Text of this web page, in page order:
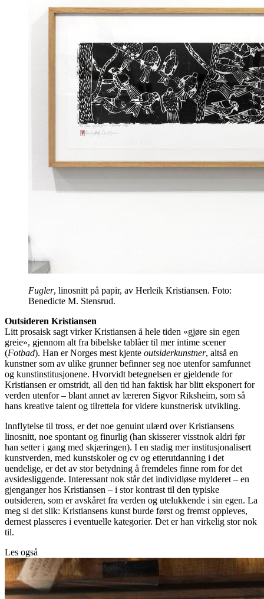
Fugler, linosnitt på papir, av Herleik Kristiansen. Foto:
Benedicte M. Stensrud.
Outsideren Kristiansen
Litt prosaisk sagt virker Kristiansen å hele tiden «gjøre sin egen
greie», gjennom alt fra bibelske tablåer til mer intime scener
(Fotbad). Han er Norges mest kjente outsiderkunstner, altså en
kunstner som av ulike grunner befinner seg noe utenfor samfunnet
og kunstinstitusjonene. Hvorvidt betegnelsen er gjeldende for
Kristiansen er omstridt, all den tid han faktisk har blitt eksponert for
verden utenfor – blant annet av læreren Sigvor Riksheim, som så
hans kreative talent og tilrettela for videre kunstnerisk utvikling.
Innflytelse til tross, er det noe genuint ulærd over Kristiansens
linosnitt, noe spontant og finurlig (han skisserer visstnok aldri før
han setter i gang med skjæringen). I en stadig mer institusjonalisert
kunstverden, med kunstskoler og cv og etterutdanning i det
uendelige, er det av stor betydning å fremdeles finne rom for det
avsidesliggende. Interessant nok står det individløse mylderet – en
gjenganger hos Kristiansen – i stor kontrast til den typiske
outsideren, som er avskåret fra verden og utelukkende i sin egen. La
meg si det slik: Kristiansens kunst burde først og fremst oppleves,
dernest plasseres i eventuelle kategorier. Det er han virkelig stor nok
til.
Les også